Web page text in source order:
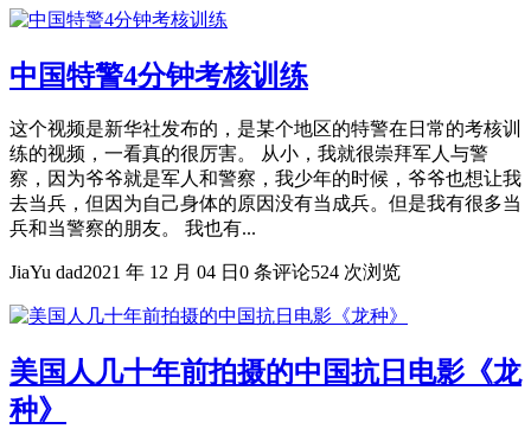
中国特警4分钟考核训练
这个视频是新华社发布的，是某个地区的特警在日常的考核训
练的视频，一看真的很厉害。 从小，我就很崇拜军人与警
察，因为爷爷就是军人和警察，我少年的时候，爷爷也想让我
去当兵，但因为自己身体的原因没有当成兵。但是我有很多当
兵和当警察的朋友。 我也有...
JiaYu dad2021 年 12 月 04 日 0 条评论524 次浏览
美国人几十年前拍摄的中国抗日电影《龙
种》